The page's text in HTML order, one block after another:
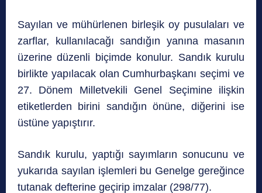
Sayılan ve mühürlenen birleşik oy pusulaları ve
zarflar, kullanılacağı sandığın yanına masanın
üzerine düzenli biçimde konulur. Sandık kurulu
birlikte yapılacak olan Cumhurbaşkanı seçimi ve
27. Dönem Milletvekili Genel Seçimine ilişkin
etiketlerden birini sandığın önüne, diğerini ise
üstüne yapıştırır.
Sandık kurulu, yaptığı sayımların sonucunu ve
yukarıda sayılan işlemleri bu Genelge gereğince
tutanak defterine geçirip imzalar (298/77).